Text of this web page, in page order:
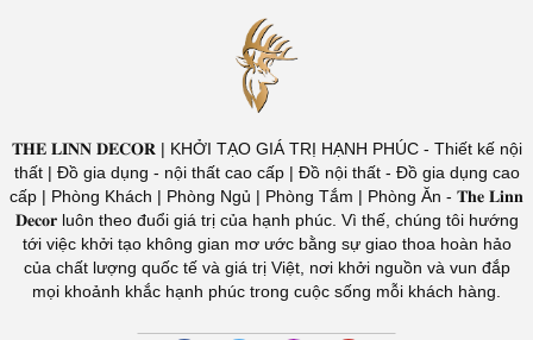
𝐓𝐇𝐄 𝐋𝐈𝐍𝐍 𝐃𝐄𝐂𝐎𝐑 | KHỞI TẠO GIÁ TRỊ HẠNH PHÚC - Thiết kế nội
thất | Đồ gia dụng - nội thất cao cấp | Đồ nội thất - Đồ gia dụng cao
cấp | Phòng Khách | Phòng Ngủ | Phòng Tắm | Phòng Ăn - 𝐓𝐡𝐞 𝐋𝐢𝐧𝐧
𝐃𝐞𝐜𝐨𝐫 luôn theo đuổi giá trị của hạnh phúc. Vì thế, chúng tôi hướng
tới việc khởi tạo không gian mơ ước bằng sự giao thoa hoàn hảo
của chất lượng quốc tế và giá trị Việt, nơi khởi nguồn và vun đắp
mọi khoảnh khắc hạnh phúc trong cuộc sống mỗi khách hàng.